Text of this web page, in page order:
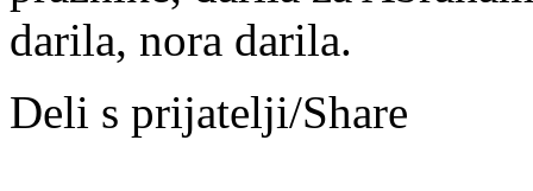
darila, nora darila.
Deli s prijatelji/Share